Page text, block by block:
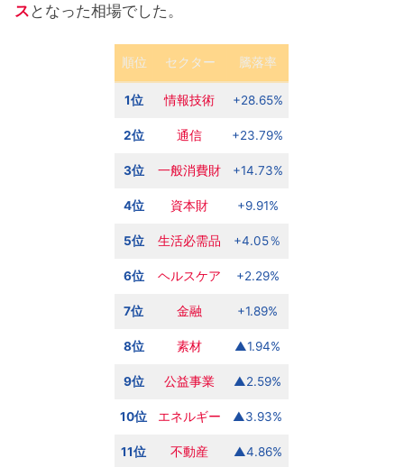
ス となった相場でした。
順位 セクター 騰落率
1位 情報技術 +28.65%
2位 通信 +23.79%
3位 一般消費財 +14.73%
4位 資本財 +9.91%
5位 生活必需品 +4.05％
6位 ヘルスケア +2.29%
7位 金融 +1.89%
8位 素材 ▲1.94%
9位 公益事業 ▲2.59%
10位 エネルギー ▲3.93%
11位 不動産 ▲4.86%